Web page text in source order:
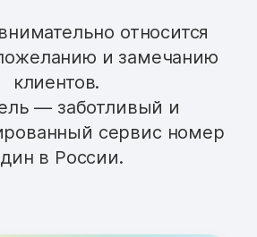
относится
и замечанию
клиентов.
— заботливый и
сервис номер
в России.